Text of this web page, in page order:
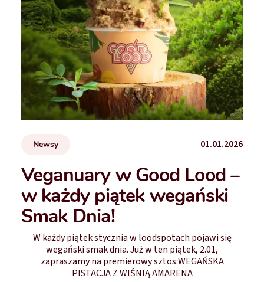
Newsy 01.01.2026
Veganuary w Good Lood –
w każdy piątek wegański
Smak Dnia!
W każdy piątek stycznia w loodspotach pojawi się
wegański smak dnia. Już w ten piątek, 2.01,
zapraszamy na premierowy sztos:WEGAŃSKA
PISTACJA Z WIŚNIĄ AMARENA